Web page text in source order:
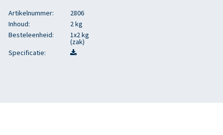
Artikelnummer:
2806
Inhoud:
2 kg
Besteleenheid:
1x2 kg
(zak)
Specificatie: